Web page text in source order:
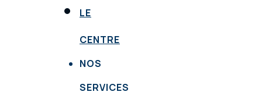
LE
CENTRE
NOS
SERVICES